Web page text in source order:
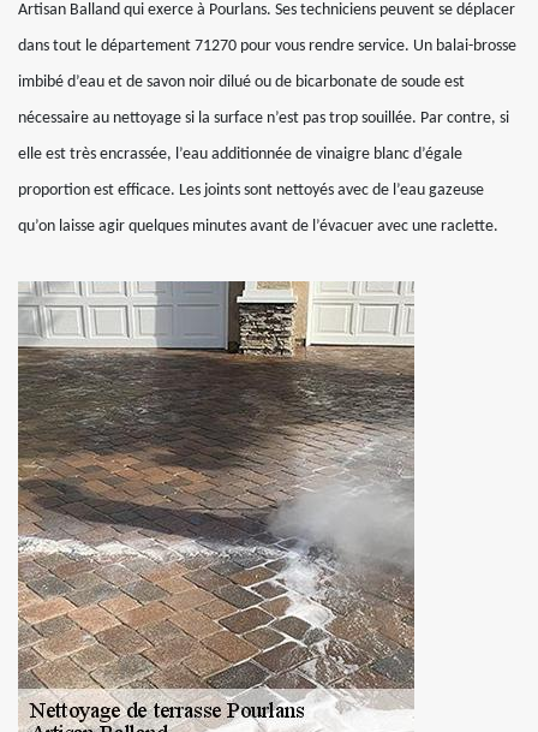
Artisan Balland qui exerce à Pourlans. Ses techniciens peuvent se déplacer
dans tout le département 71270 pour vous rendre service. Un balai-brosse
imbibé d’eau et de savon noir dilué ou de bicarbonate de soude est
nécessaire au nettoyage si la surface n’est pas trop souillée. Par contre, si
elle est très encrassée, l’eau additionnée de vinaigre blanc d’égale
proportion est efficace. Les joints sont nettoyés avec de l’eau gazeuse
qu’on laisse agir quelques minutes avant de l’évacuer avec une raclette.